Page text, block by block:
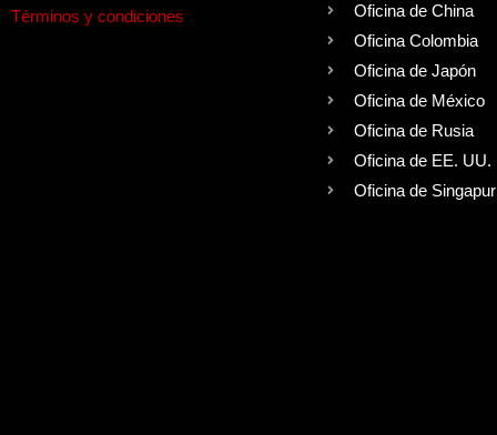
Términos y condiciones
Oficina de China
Oficina Colombia
Oficina de Japón
Oficina de México
Oficina de Rusia
Oficina de EE. UU.
Oficina de Singapur